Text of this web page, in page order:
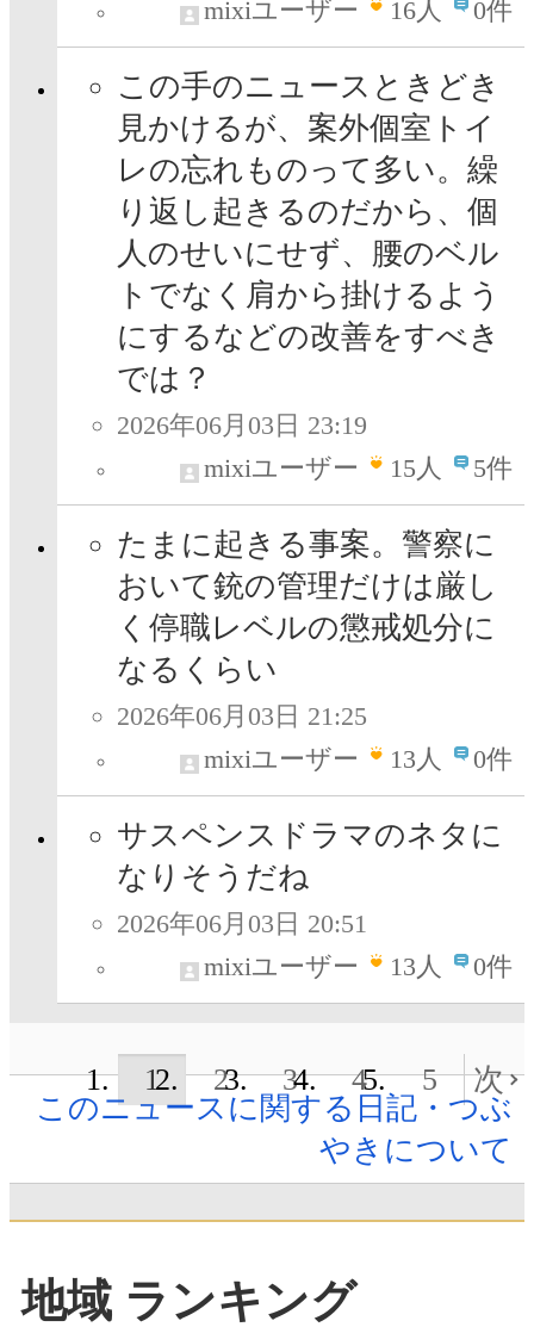
mixiユーザー
16人 0件
この手のニュースときどき
見かけるが、案外個室トイ
レの忘れものって多い。繰
り返し起きるのだから、個
人のせいにせず、腰のベル
トでなく肩から掛けるよう
にするなどの改善をすべき
では？
2026年06月03日 23:19
mixiユーザー
15人 5件
たまに起きる事案。警察に
おいて銃の管理だけは厳し
く停職レベルの懲戒処分に
なるくらい
2026年06月03日 21:25
mixiユーザー
13人 0件
サスペンスドラマのネタに
なりそうだね
2026年06月03日 20:51
mixiユーザー
13人 0件
1 2 3 4 5
次
このニュースに関する日記・つぶ
やきについて
地域 ランキング